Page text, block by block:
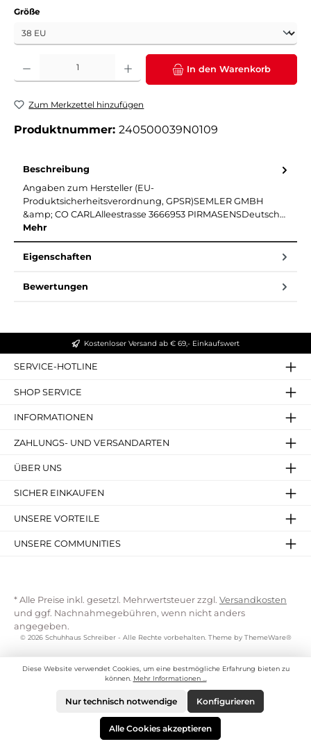
Größeauswählen
Produkt Anzahl: Gib den gewünschten Wert ein oder benutze die Schaltflächen um
In den Warenkorb
Zum Merkzettel hinzufügen
Produktnummer: 240500039N0109
Beschreibung
Angaben zum Hersteller (EU-
Produktsicherheitsverordnung, GPSR)SEMLER GMBH
&amp; CO CARLAlleestrasse 3666953 PIRMASENSDeutsch…
Mehr
Eigenschaften
Bewertungen
Kostenloser Versand ab € 69,- Einkaufswert
SERVICE-HOTLINE
SHOP SERVICE
INFORMATIONEN
ZAHLUNGS- UND VERSANDARTEN
ÜBER UNS
SICHER EINKAUFEN
UNSERE VORTEILE
UNSERE COMMUNITIES
* Alle Preise inkl. gesetzl. Mehrwertsteuer zzgl. Versandkosten
und ggf. Nachnahmegebühren, wenn nicht anders
angegeben.
© 2026 Schuhhaus Schreiber - Alle Rechte vorbehalten. Theme by ThemeWare®
Diese Website verwendet Cookies, um eine bestmögliche Erfahrung bieten zu
können. Mehr Informationen ...
Nur technisch notwendige Konfigurieren
Alle Cookies akzeptieren